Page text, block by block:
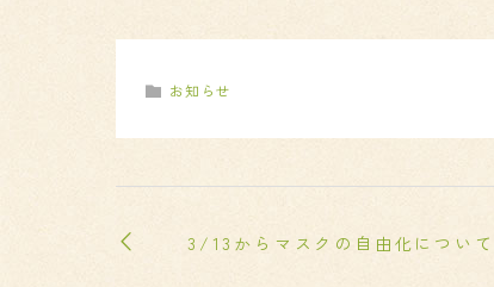
お知らせ
3/13からマスクの自由化について